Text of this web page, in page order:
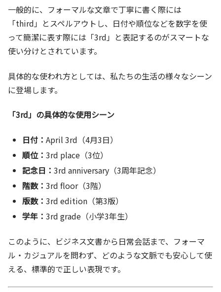
一般的に、フォーマルな文章で丁寧に書く際には
「third」とスペルアウトし、日付や順位などを数字を使
って簡潔に表す際には「3rd」と表記するのがスマートな
使い分けとされています。
具体的な使われ方としては、私たちの生活の様々なシーン
に登場します。
「3rd」の具体的な使用シーン
日付：April 3rd（4月3日）
順位：3rd place（3位）
記念日：3rd anniversary（3周年記念）
階数：3rd floor（3階）
版数：3rd edition（第3版）
学年：3rd grade（小学3年生）
このように、ビジネス文書から日常会話まで、フォーマ
ル・カジュアルを問わず、どのような文脈でも安心して使
える、標準的で正しい表現です。